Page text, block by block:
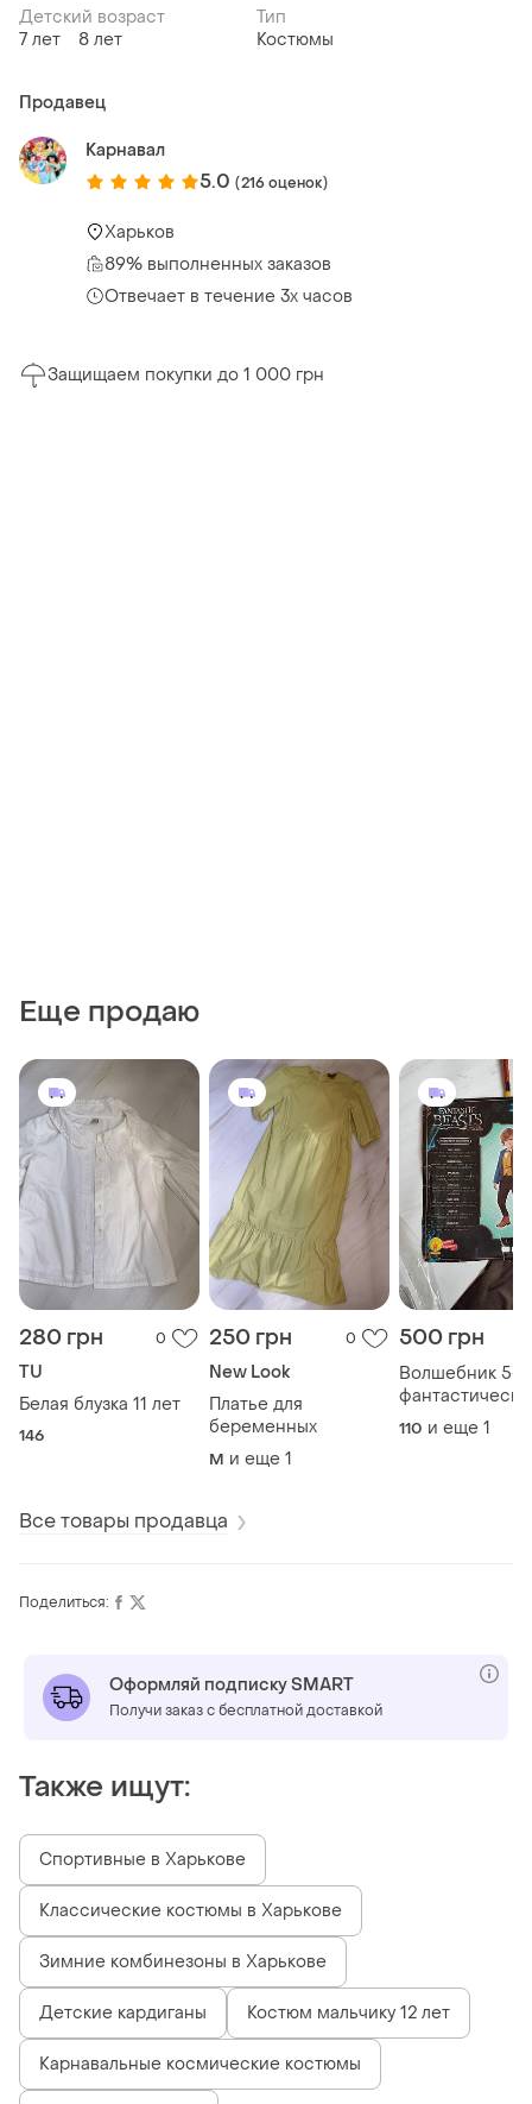
Детский возраст
7 лет
8 лет
Тип
Костюмы
Продавец
Карнавал
5.0 (216 оценок)
Харьков
89% выполненных заказов
Отвечает в течение 3х часов
Защищаем покупки до 1 000 грн
Еще продаю
280 грн 0
TU
Белая блузка 11 лет
146
250 грн 0
New Look
Платье для
беременных
M и еще 1
500 грн
Волшебник 5-6
звери
110 и еще 1
Все товары продавца
Поделиться:
Оформляй подписку SMART
Получи заказ с бесплатной доставкой
Также ищут:
Спортивные в Харькове
Классические костюмы в Харькове
Зимние комбинезоны в Харькове
Детские кардиганы Костюм мальчику 12 лет
Карнавальные космические костюмы